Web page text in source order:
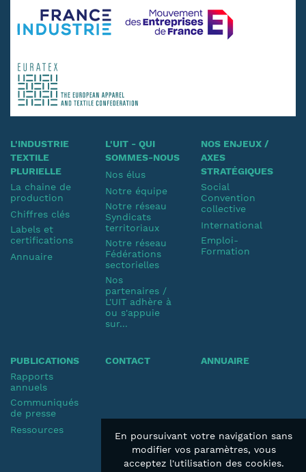
L'INDUSTRIE
TEXTILE
PLURIELLE
La chaine de
production
Chiffres clés
Labels et
certifications
Annuaire
L'UIT - QUI
SOMMES-NOUS
Nos élus
Notre équipe
Notre réseau
Syndicats
territoriaux
Notre réseau
Fédérations
sectorielles
Nos
partenaires /
L'UIT adhère à
ou s'appuie
sur...
NOS ENJEUX /
AXES
STRATÉGIQUES
Social
Convention
collective
International
Emploi-
Formation
PUBLICATIONS
Rapports
annuels
Communiqués
de presse
Ressources
CONTACT ANNUAIRE
En poursuivant votre navigation sans
modifier vos paramètres, vous
acceptez l'utilisation des cookies.